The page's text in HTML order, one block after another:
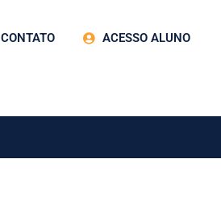
CONTATO ACESSO ALUNO